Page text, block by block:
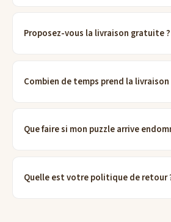
Proposez-vous la livraison gratuite ?
Combien de temps prend la livraison
Que faire si mon puzzle arrive
Quelle est votre politique de retour